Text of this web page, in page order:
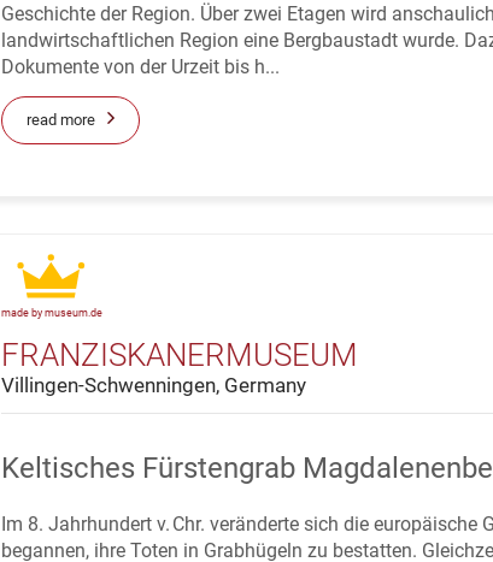
Geschichte der Region. Über zwei Etagen wird
landwirtschaftlichen Region eine Bergbaustadt wurde.
Dokumente von der Urzeit bis h...
read more
made by museum.de
FRANZISKANERMUSEUM
Villingen-Schwenningen, Germany
Keltisches Fürstengrab
Im 8. Jahrhundert v. Chr. veränderte sich die
begannen, ihre Toten in Grabhügeln zu bestatten.